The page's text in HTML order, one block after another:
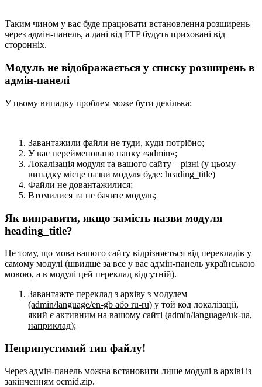
Таким чином у вас буде працювати встановлення розширень
через адмін-панель, а дані від FTP будуть приховані від
сторонніх.
Модуль не відображається у списку розширень в
адмін-панелі
У цьому випадку проблем може бути декілька:
Завантажили файли не туди, куди потрібно;
У вас перейменовано папку «admin»;
Локалізація модуля та вашого сайту – різні (у цьому
випадку місце назви модуля буде: heading_title)
Файли не довантажилися;
Втомилися та не бачите модуль;
Як виправити, якщо замість назви модуля
heading_title?
Це тому, що мова вашого сайту відрізняється від перекладів у
самому модулі (швидше за все у вас адмін-панель українською
мовою, а в модулі цей переклад відсутній).
Завантажте переклад з архіву з модулем
(admin/language/en-gb або ru-ru) у той код локалізації,
який є активним на вашому сайті (admin/language/uk-ua,
наприклад);
Неприпустимий тип файлу!
Через адмін-панель можна встановити лише модулі в архіві із
закінченням ocmid.zip.